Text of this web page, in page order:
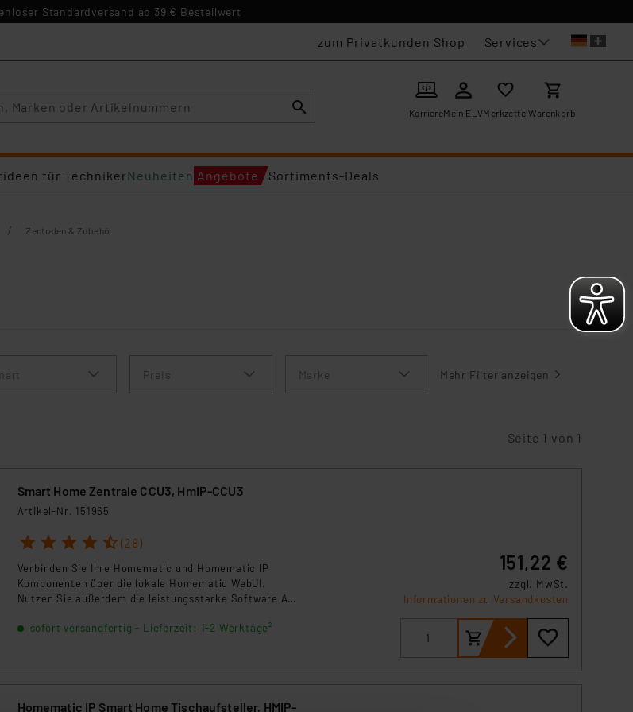
Standardversand ab 39 € Bestellwert
zum Privatkunden Shop Services
KarriereMein ELVMerkzettelWarenkorb
für TechnikerNeuheiten Angebote Sortiments-Deals
/ Zentralen & Zubehör
Preis Marke Mehr Filter anzeigen
Seite 1 von 1
Smart Home Zentrale CCU3, HmIP-CCU3
Artikel-Nr. 151965
1 2 3 4 5 (28)
Verbinden Sie Ihre Homematic und Homematic IP
Komponenten über die lokale Homematic WebUI.
Nutzen Sie außerdem die leistungsstarke Software AIO
viele Systeme anderer Hersteller zu integrieren.
sofort versandfertig - Lieferzeit: 1-2 Werktage²
151,22 €
zzgl. MwSt.
Informationen zu Versandkosten
Homematic IP Smart Home Tischaufsteller, HMIP-